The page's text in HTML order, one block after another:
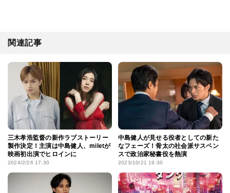
関連記事
三木孝浩監督の新作ラブストーリー
製作決定！主演は中島健人、miletが
映画初出演でヒロインに
2024/2/26 17:30
中島健人が見せる役者としての新た
なフェーズ！骨太の社会派サスペン
スで政治家秘書役を熱演
2023/10/21 19:30